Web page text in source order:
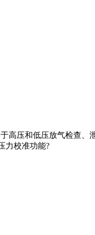
高压和低压放气检查、
力校准功能?